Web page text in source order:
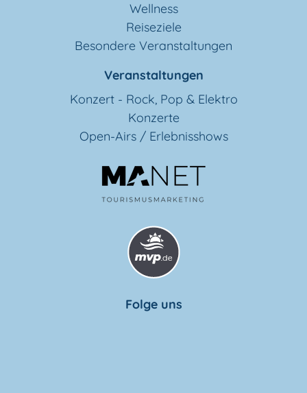
Wellness
Reiseziele
Besondere Veranstaltungen
Veranstaltungen
Konzert - Rock, Pop & Elektro
Konzerte
Open-Airs / Erlebnisshows
Folge uns